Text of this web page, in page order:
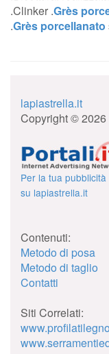
.Clinker .Grès
.Grès porcellanato
lapiastrella.it
Copyright © 2026
Per la tua pubblicità
su lapiastrella.it
Contenuti:
Metodo di posa
Metodo di taglio
Contatti
Siti Correlati: